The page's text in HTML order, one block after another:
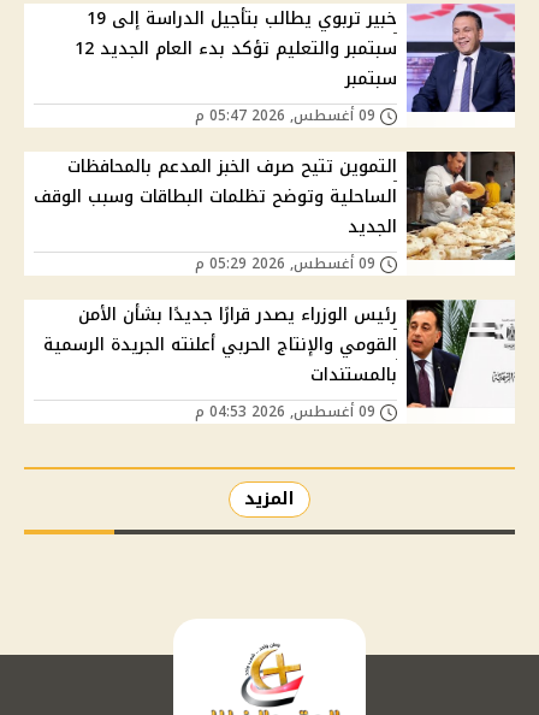
خبير تربوي يطالب بتأجيل الدراسة إلى 19
سبتمبر والتعليم تؤكد بدء العام الجديد 12
سبتمبر
التموين تتيح صرف الخبز المدعم بالمحافظات
الساحلية وتوضح تظلمات البطاقات وسبب الوقف
الجديد
رئيس الوزراء يصدر قرارًا جديدًا بشأن الأمن
القومي والإنتاج الحربي أعلنته الجريدة الرسمية
بالمستندات
المزيد